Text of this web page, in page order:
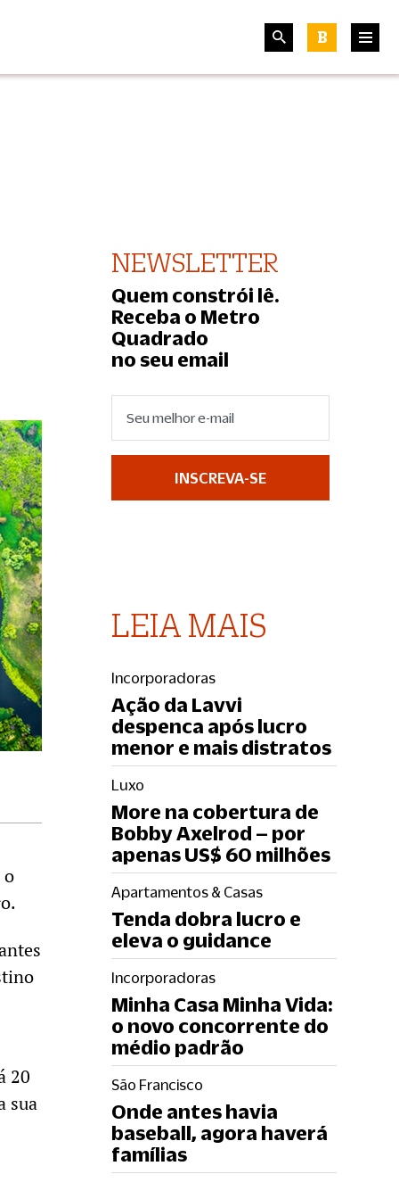
B
o
20
sua
NEWSLETTER
Quem constrói lê.
Receba o Metro
Quadrado
no seu email
INSCREVA-SE
LEIA MAIS
Incorporadoras
Ação da Lavvi
despenca após lucro
menor e mais distratos
Luxo
More na cobertura de
Bobby Axelrod – por
apenas US$ 60 milhões
Apartamentos & Casas
Tenda dobra lucro e
eleva o guidance
Incorporadoras
Minha Casa Minha Vida:
o novo concorrente do
médio padrão
São Francisco
Onde antes havia
baseball, agora haverá
famílias